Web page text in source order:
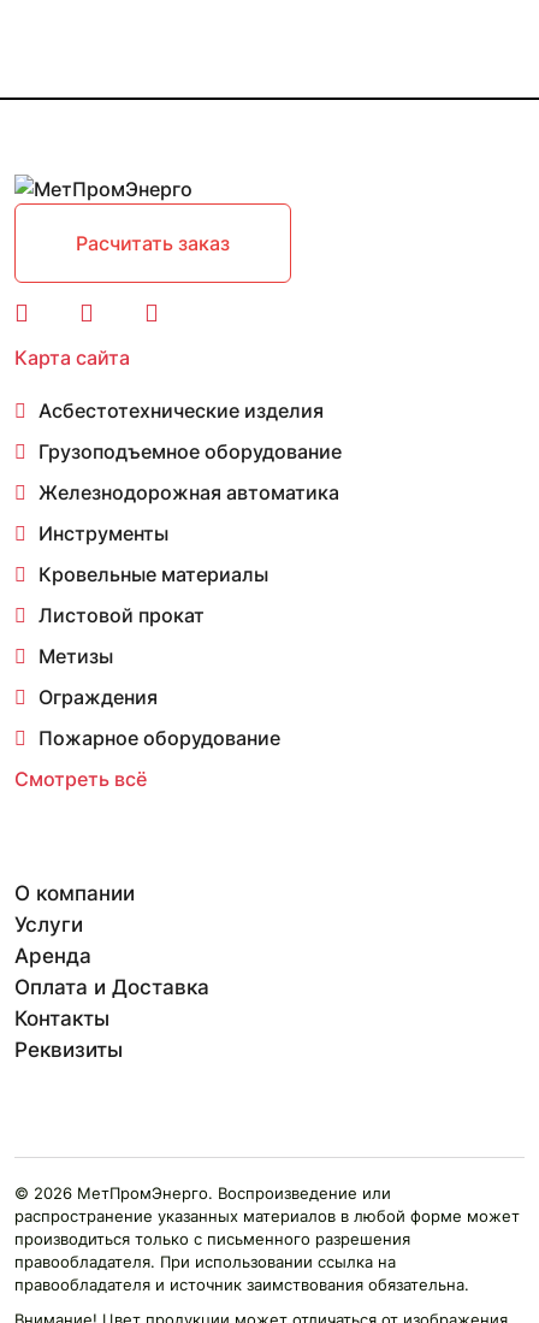
Расчитать заказ
Карта сайта
Асбестотехнические изделия
Грузоподъемное оборудование
Железнодорожная автоматика
Инструменты
Кровельные материалы
Листовой прокат
Метизы
Ограждения
Пожарное оборудование
Смотреть всё
О компании
Услуги
Аренда
Оплата и Доставка
Контакты
Реквизиты
© 2026 МетПромЭнерго. Воспроизведение или
распространение указанных материалов в любой форме может
производиться только с письменного разрешения
правообладателя. При использовании ссылка на
правообладателя и источник заимствования обязательна.
Внимание! Цвет продукции может отличаться от изображения